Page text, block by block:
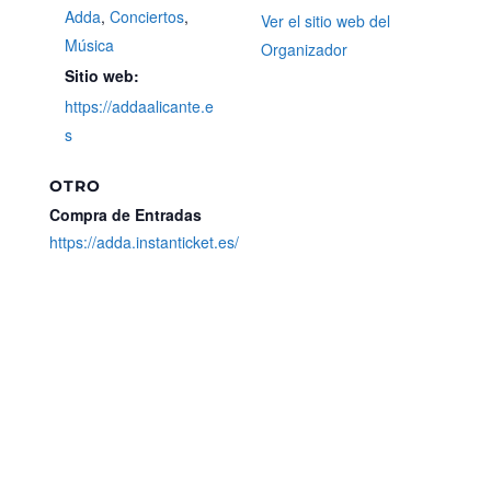
Adda, Conciertos,
Música
Sitio web:
https://addaalicante.e
s
Ver el sitio web del
Organizador
OTRO
Compra de Entradas
https://adda.instanticket.es/